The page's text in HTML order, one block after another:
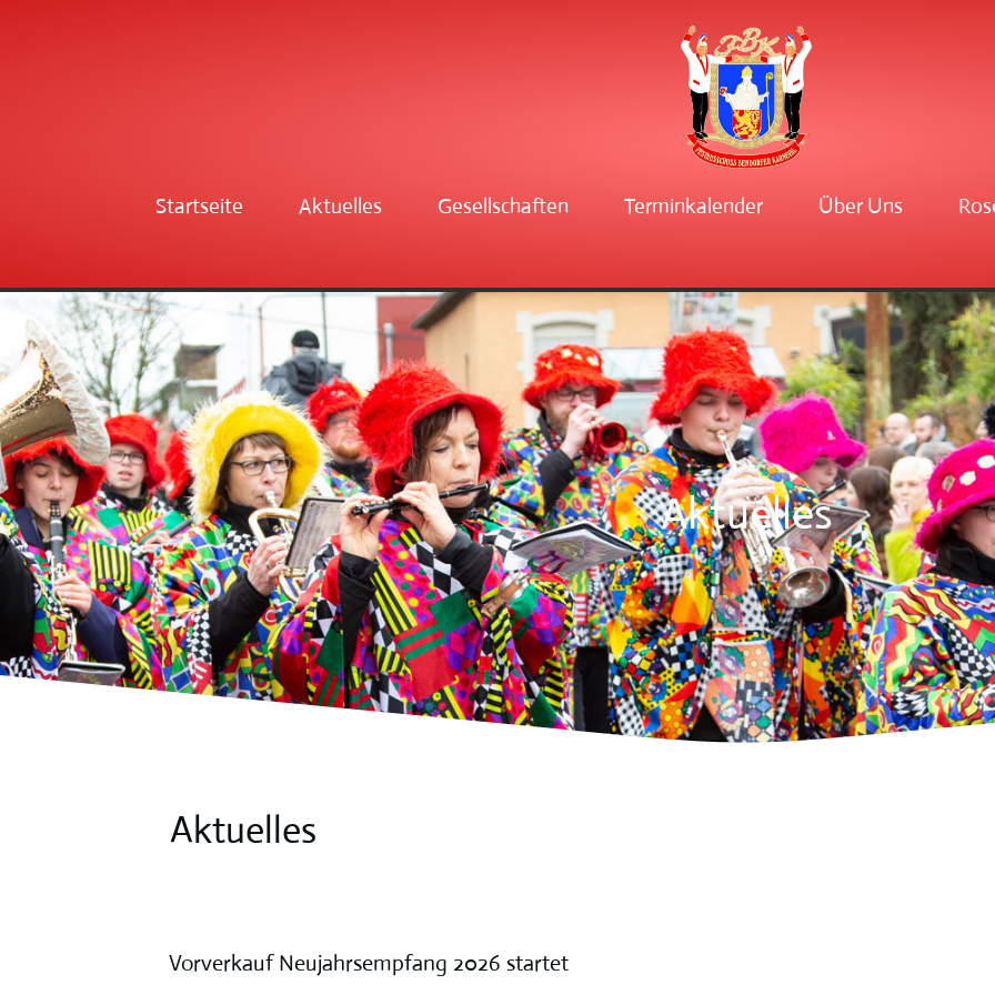
Startseite Aktuelles Gesellschaften Terminkalender Über Uns
Aktuelles
Aktuelles
Vorverkauf Neujahrsempfang 2026 startet